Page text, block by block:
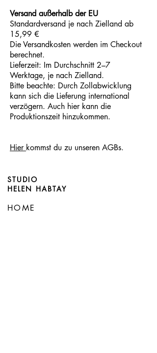
Versand außerhalb der EU
Standardversand je nach Zielland ab
15,99 €
Die Versandkosten werden im Checkout
berechnet.
Lieferzeit: Im Durchschnitt 2–7
Werktage, je nach Zielland.
Bitte beachte: Durch Zollabwicklung
kann sich die Lieferung international
verzögern. Auch hier kann die
Produktionszeit hinzukommen.
Hier kommst du zu unseren AGBs.
STUDIO
HELEN HABTAY
HOME